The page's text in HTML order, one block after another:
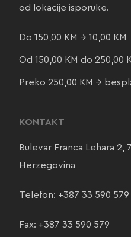
od lokacije isporuke.
Do 150,00 KM → 10,00 KM
Od 150,00 KM do 250,00
Preko 250,00 KM →
KONTAKT
Bulevar Franca Lehara 2,
Herzegovina
Telefon: +387 33 590 579
Fax: +387 33 590 579